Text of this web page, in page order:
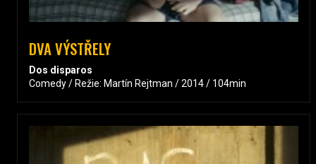
DVA VÝSTŘELY
Dos disparos
Comedy / Režie: Martín Rejtman / 2014 / 104min